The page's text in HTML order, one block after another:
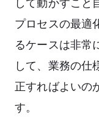
して動かすこと
プロセスの最適
るケースは非常
して、業務の仕
正すればよいの
す。